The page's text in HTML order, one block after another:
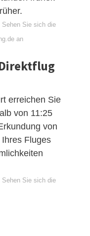
Sehen Sie sich die
an
erreichen Sie
von 11:25
von
Fluges
Sehen Sie sich die